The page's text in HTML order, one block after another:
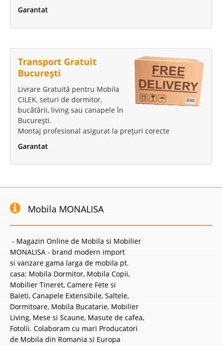
Garantat
Transport Gratuit
București
Livrare Gratuită pentru Mobila
CILEK, seturi de dormitor,
bucătării, living sau canapele în
București.
Montaj profesional asigurat la prețuri corecte
Garantat
Mobila MONALISA
- Magazin Online de Mobila si Mobilier
MONALISA - brand modern import
si vanzare gama larga de mobila pt.
casa: Mobila Dormitor, Mobila Copii,
Mobilier Tineret, Camere Fete si
Baieti, Canapele Extensibile, Saltele,
Dormitoare, Mobila Bucatarie, Mobilier
Living, Mese si Scaune, Masute de cafea,
Fotolii. Colaboram cu mari Producatori
de Mobila din Romania si Europa